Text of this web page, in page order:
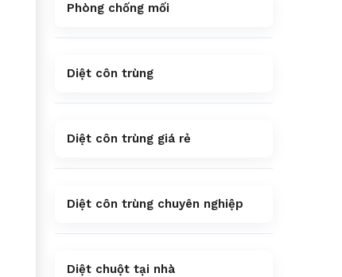
Phòng chống mối
Diệt côn trùng
Diệt côn trùng giá rẻ
Diệt côn trùng chuyên nghiệp
Diệt chuột tại nhà